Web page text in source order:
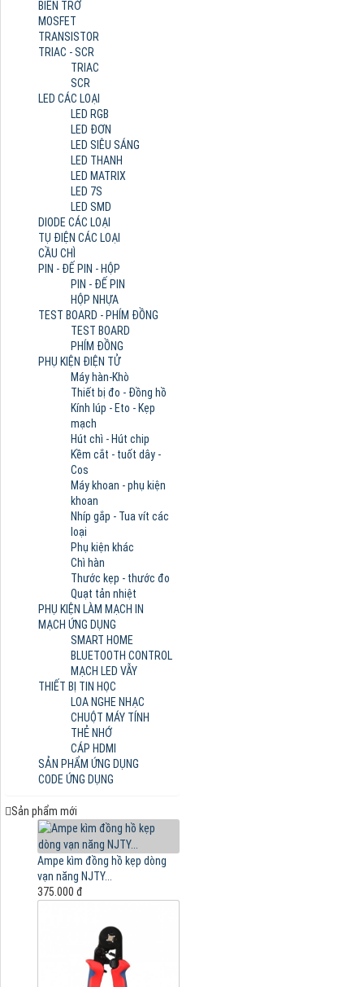
BIẾN TRỞ
MOSFET
TRANSISTOR
TRIAC - SCR
TRIAC
SCR
LED CÁC LOẠI
LED RGB
LED ĐƠN
LED SIÊU SÁNG
LED THANH
LED MATRIX
LED 7S
LED SMD
DIODE CÁC LOẠI
TỤ ĐIỆN CÁC LOẠI
CẦU CHÌ
PIN - ĐẾ PIN - HỘP
PIN - ĐẾ PIN
HỘP NHỰA
TEST BOARD - PHÍM ĐỒNG
TEST BOARD
PHÍM ĐỒNG
PHỤ KIỆN ĐIỆN TỬ
Máy hàn-Khò
Thiết bị đo - Đồng hồ
Kính lúp - Eto - Kẹp
mạch
Hút chì - Hút chip
Kềm cắt - tuốt dây -
Cos
Máy khoan - phụ kiện
khoan
Nhíp gắp - Tua vít các
loại
Phụ kiện khác
Chì hàn
Thước kẹp - thước đo
Quạt tản nhiệt
PHỤ KIỆN LÀM MẠCH IN
MẠCH ỨNG DỤNG
SMART HOME
BLUETOOTH CONTROL
MẠCH LED VẪY
THIẾT BỊ TIN HỌC
LOA NGHE NHẠC
CHUỘT MÁY TÍNH
THẺ NHỚ
CÁP HDMI
SẢN PHẨM ỨNG DỤNG
CODE ỨNG DỤNG
Sản phẩm mới
Ampe kìm đồng hồ kẹp dòng
vạn năng NJTY...
375.000 đ